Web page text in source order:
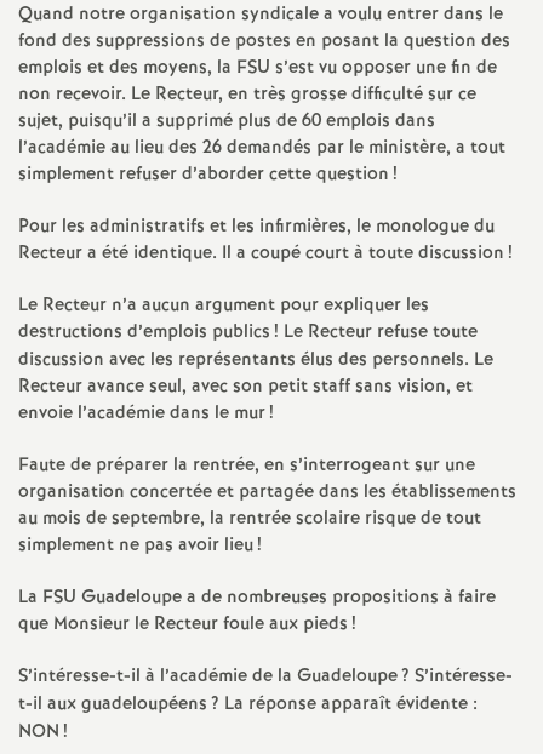
s
e
i
g
n
e
m
e
n
t
s
d
Quand notre organisation syndicale a voulu entrer dans le
fond des suppressions de postes en posant la question des
emplois et des moyens, la FSU s’est vu opposer une fin de
non recevoir. Le Recteur, en très grosse difficulté sur ce
sujet, puisqu’il a supprimé plus de 60 emplois dans
l’académie au lieu des 26 demandés par le ministère, a tout
simplement refuser d’aborder cette question !
Pour les administratifs et les infirmières, le monologue du
Recteur a été identique. Il a coupé court à toute discussion !
Le Recteur n’a aucun argument pour expliquer les
destructions d’emplois publics ! Le Recteur refuse toute
discussion avec les représentants élus des personnels. Le
Recteur avance seul, avec son petit staff sans vision, et
envoie l’académie dans le mur!
Faute de préparer la rentrée, en s’interrogeant sur une
organisation concertée et partagée dans les établissements
au mois de septembre, la rentrée scolaire risque de tout
simplement ne pas avoir lieu!
La FSU Guadeloupe a de nombreuses propositions à faire
que Monsieur le Recteur foule aux pieds !
S’intéresse-t-il à l’académie de la Guadeloupe? S’intéresse-
t-il aux guadeloupéens? La réponse apparaît évidente :
NON !